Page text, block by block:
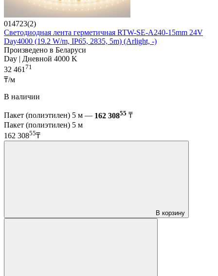
014723(2)
Светодиодная лента герметичная RTW-SE-A240-15mm 24V
Day4000 (19.2 W/m, IP65, 2835, 5m) (Arlight, -)
Произведено в Беларуси
Day | Дневной 4000 K
32 46171
₸/м
В наличии
Пакет (полиэтилен) 5 м — 162 30855 ₸
Пакет (полиэтилен) 5 м
162 30855₸
В корзину